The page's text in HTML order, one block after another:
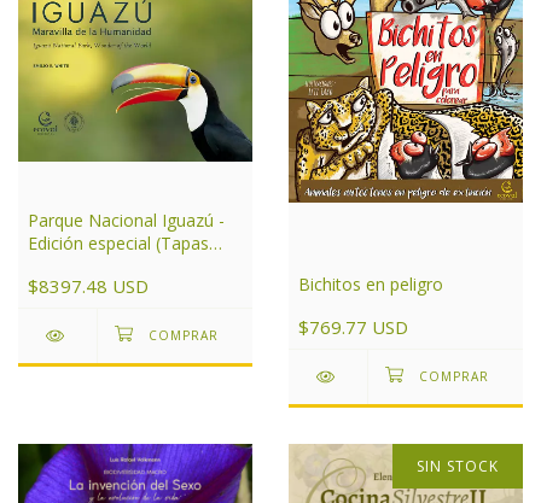
Parque Nacional Iguazú -
Edición especial (Tapas
$8397.48 USD Bichitos en peligro
$769.77 USD
SIN STOCK